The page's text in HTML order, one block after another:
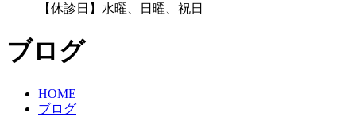
【休診日】水曜、日曜、祝日
ブログ
HOME
ブログ